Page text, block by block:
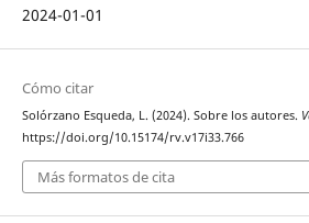
2024-01-01
Cómo citar
Solórzano Esqueda, L. (2024). Sobre los autores.
https://doi.org/10.15174/rv.v17i33.766
Más formatos de cita